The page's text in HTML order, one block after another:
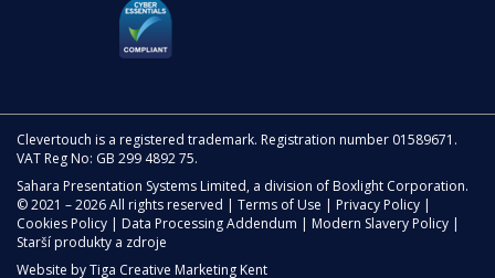
Clevertouch is a registered trademark. Registration number 01589671.
VAT Reg No: GB 299 4892 75.
Sahara Presentation Systems Limited, a division of Boxlight Corporation.
© 2021 – 2026 All rights reserved | Terms of Use Privacy Policy
Cookies Policy
Data Processing Addendum Modern Slavery Policy
Starší produkty a zdroje
Website byTiga Creative Marketing Kent